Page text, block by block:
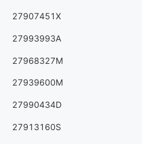
27907451X
27993993A
27968327M
27939600M
27990434D
27913160S